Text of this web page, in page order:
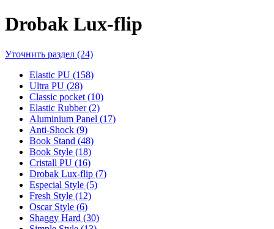
Drobak Lux-flip
Уточнить раздел (24)
Elastic PU (158)
Ultra PU (28)
Classic pocket (10)
Elastic Rubber (2)
Aluminium Panel (17)
Anti-Shock (9)
Book Stand (48)
Book Style (18)
Cristall PU (16)
Drobak Lux-flip (7)
Especial Style (5)
Fresh Style (12)
Oscar Style (6)
Shaggy Hard (30)